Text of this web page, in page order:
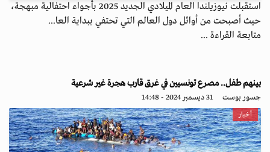
استقبلت نيوزيلندا العام الميلادي الجديد 2025 بأجواء احتفالية مبهجة،
حيث أصبحت من أوائل دول العالم التي تحتفي ببداية العا...
متابعة القراءة ...
بينهم طفل.. مصرع تونسيين في غرق قارب هجرة غير شرعية
جسور بوست 31 ديسمبر 2024 - 14:48
أخبار